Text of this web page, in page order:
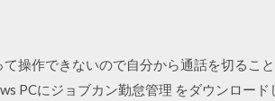
操作できないので自分から通話を切るこ
PCにジョブカン勤怠管理 をダウンロード